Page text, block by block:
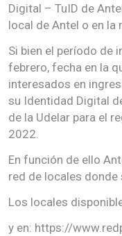
Digital – TuID de
local de Antel o en la
Si bien el período de
febrero, fecha en la
interesados en
su Identidad Digital
de la Udelar para el
2022.
En función de ello
red de locales
Los locales
y en: https://